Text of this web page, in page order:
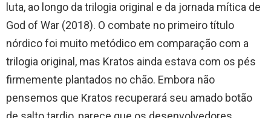
luta, ao longo da trilogia original e da jornada mítica de
God of War (2018). O combate no primeiro título
nórdico foi muito metódico em comparação com a
trilogia original, mas Kratos ainda estava com os pés
firmemente plantados no chão. Embora não
pensemos que Kratos recuperará seu amado botão